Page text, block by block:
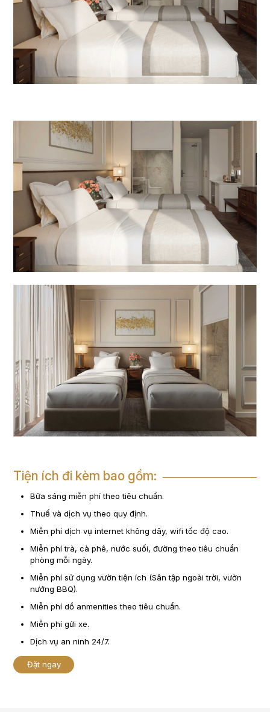
Tiện ích đi kèm bao gồm:
Bữa sáng miễn phí theo tiêu chuẩn.
Thuế và dịch vụ theo quy định.
Miễn phí dịch vụ internet không dây, wifi tốc độ cao.
Miễn phí trà, cà phê, nước suối, đường theo tiêu chuẩn
phòng mỗi ngày.
Miễn phí sử dụng vườn tiện ích (Sân tập ngoài trời, vườn
nướng BBQ).
Miễn phí dồ anmenities theo tiêu chuẩn.
Miễn phí gửi xe.
Dịch vụ an ninh 24/7.
Đặt ngay